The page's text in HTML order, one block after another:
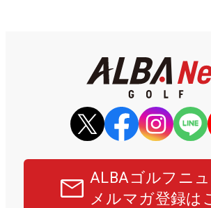
ALBAゴルフニ
メルマガ登録は